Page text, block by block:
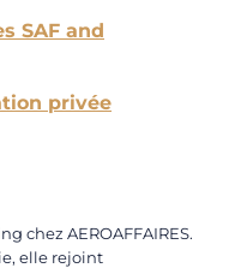
SAF and
privée
chez AEROAFFAIRES.
elle rejoint